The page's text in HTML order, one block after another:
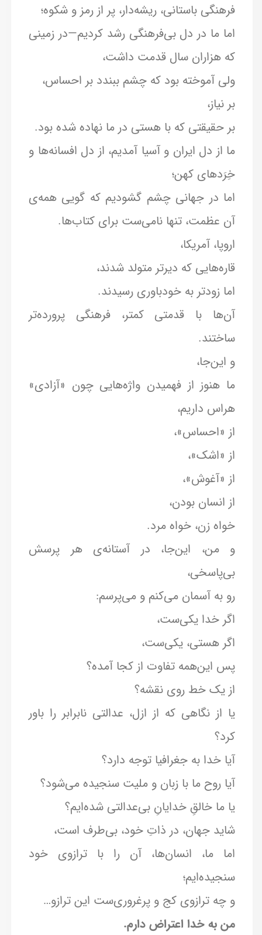
فرهنگی باستانی، ریشه‌دار، پر از رمز و شکوه؛
اما ما در دل بی‌فرهنگی رشد کردیم—در زمینی
که هزاران سال قدمت داشت،
ولی آموخته بود که چشم ببندد بر احساس،
بر نیاز،
بر حقیقتی که با هستی در ما نهاده شده بود.
ما از دل ایران و آسیا آمدیم، از دل افسانه‌ها و
خِرَدهای کهن؛
اما در جهانی چشم گشودیم که گویی همه‌ی
آن عظمت، تنها نامی‌ست برای کتاب‌ها.
اروپا، آمریکا،
قاره‌هایی که دیرتر متولد شدند،
اما زودتر به خودباوری رسیدند.
آن‌ها با قدمتی کمتر، فرهنگی پرورده‌تر
ساختند.
و این‌جا،
ما هنوز از فهمیدن واژه‌هایی چون «آزادی»
هراس داریم،
از «احساس»،
از «اشک»،
از «آغوش»،
از انسان بودن،
خواه زن، خواه مرد.
و من، این‌جا، در آستانه‌ی هر پرسش
بی‌پاسخی،
رو به آسمان می‌کنم و می‌پرسم:
اگر خدا یکی‌ست،
اگر هستی، یکی‌ست،
پس این‌همه تفاوت از کجا آمده؟
از یک خط روی نقشه؟
یا از نگاهی که از ازل، عدالتی نابرابر را باور
کرد؟
آیا خدا به جغرافیا توجه دارد؟
آیا روح ما با زبان و ملیت سنجیده می‌شود؟
یا ما خالقِ خدایانِ بی‌عدالتی شده‌ایم؟
شاید جهان، در ذاتِ خود، بی‌طرف است،
اما ما، انسان‌ها، آن را با ترازوی خود
سنجیده‌ایم؛
و چه ترازوی کج و پرغروری‌ست این ترازو…
من به خدا اعتراض دارم.